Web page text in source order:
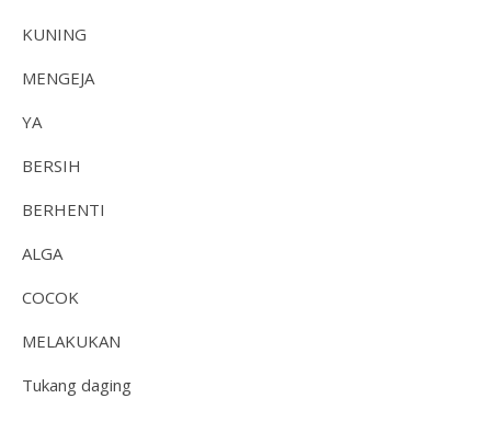
KUNING
MENGEJA
YA
BERSIH
BERHENTI
ALGA
COCOK
MELAKUKAN
Tukang daging